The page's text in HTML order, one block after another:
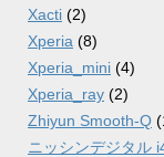
Xacti (2)
Xperia (8)
Xperia_mini (4)
Xperia_ray (2)
Zhiyun Smooth-Q
ニッシンデジタル